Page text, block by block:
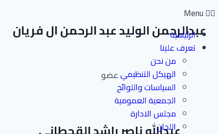
Menu
الرئيسية
تعرف علينا
من نحن
الهيكل التنظيمي
السياسات واللوائح
الجمعية العمومية
مجلس الادارة
اللجان
عبدالرحمن الوليد عبد الرحمن ال فريان
عضو